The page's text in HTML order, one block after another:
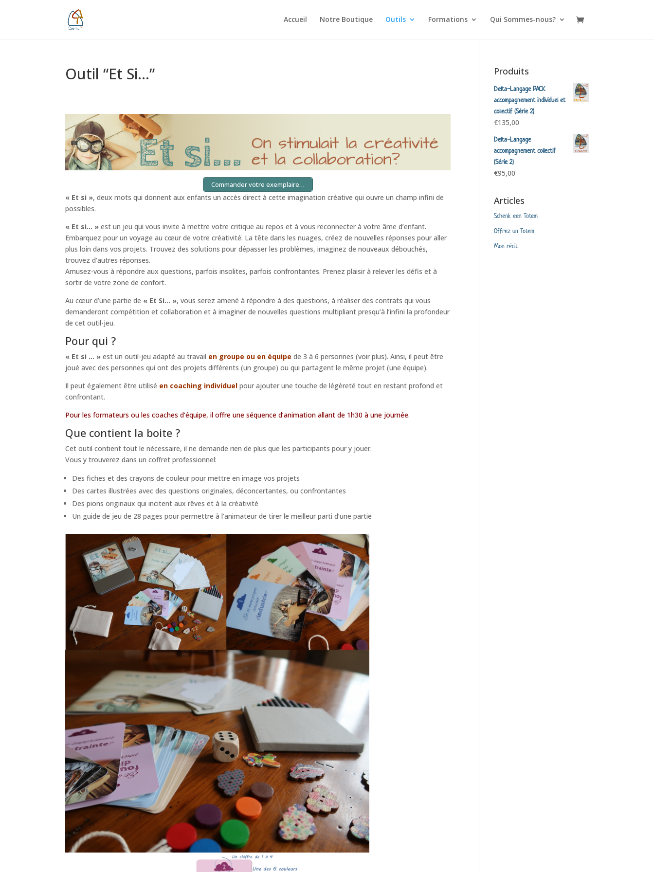
Accueil Notre Boutique Outils Formations Qui Sommes-nous?
Outil “Et Si…”
Commander votre exemplaire…
« Et si », deux mots qui donnent aux enfants un accès direct à cette imagination créative qui ouvre un champ infini de
possibles.
« Et si… » est un jeu qui vous invite à mettre votre critique au repos et à vous reconnecter à votre âme d’enfant.
Embarquez pour un voyage au cœur de votre créativité. La tête dans les nuages, créez de nouvelles réponses pour aller
plus loin dans vos projets. Trouvez des solutions pour dépasser les problèmes, imaginez de nouveaux débouchés,
trouvez d’autres réponses.
Amusez-vous à répondre aux questions, parfois insolites, parfois confrontantes. Prenez plaisir à relever les défis et à
sortir de votre zone de confort.
Au cœur d’une partie de « Et Si… », vous serez amené à répondre à des questions, à réaliser des contrats qui vous
demanderont compétition et collaboration et à imaginer de nouvelles questions multipliant presqu’à l’infini la profondeur
de cet outil-jeu.
Pour qui ?
« Et si … » est un outil-jeu adapté au travail en groupe ou en équipe de 3 à 6 personnes (voir plus). Ainsi, il peut être
joué avec des personnes qui ont des projets différents (un groupe) ou qui partagent le même projet (une équipe).
Il peut également être utilisé en coaching individuel pour ajouter une touche de légèreté tout en restant profond et
confrontant.
Pour les formateurs ou les coaches d’équipe, il offre une séquence d’animation allant de 1h30 à une journée.
Que contient la boite ?
Cet outil contient tout le nécessaire, il ne demande rien de plus que les participants pour y jouer.
Vous y trouverez dans un coffret professionnel:
Des fiches et des crayons de couleur pour mettre en image vos projets
Des cartes illustrées avec des questions originales, déconcertantes, ou confrontantes
Des pions originaux qui incitent aux rêves et à la créativité
Un guide de jeu de 28 pages pour permettre à l’animateur de tirer le meilleur parti d’une partie
Produits
Delta-Langage PACK
accompagnement individuel et
collectif (Série 2)
€135,00
Delta-Langage
accompagnement collectif
(Série 2)
€95,00
Articles
Schenk een Totem
Offrez un Totem
Mon récit